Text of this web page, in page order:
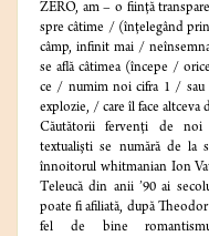
ZERO, am – o fiinţă
spre câtime / (înţelegând
câmp, infinit mai /
se află câtimea (începe /
ce / numim noi cifra 1 /
explozie, / care îl face altceva
Căutătorii fervenţi de noi
textualişti se numără de la
înnoitorul whitmanian Ion
Teleucă din anii ’90 ai
poate fi afiliată, după
fel de bine